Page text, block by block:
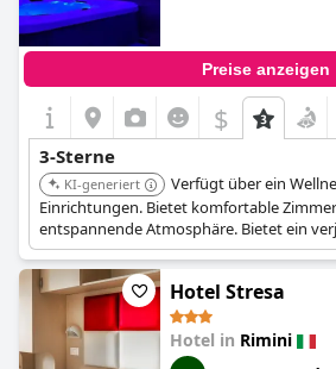
seines Drei-Sterne-Status.
Preise anzeigen
$
3-Sterne
KI-generiert
Verfügt über ein
Einrichtungen. Bietet komfortable
entspannende Atmosphäre. Bietet ein
Gäste, die Entspannung und
Hotel Stresa
Hotel in Rimini